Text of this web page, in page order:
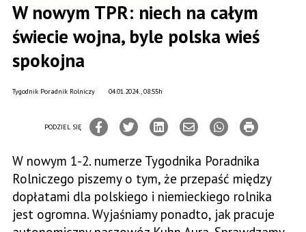
W nowym TPR: niech na całym
świecie wojna, byle polska wieś
spokojna
04.01.2024., 08:55h
Tygodnik Poradnik Rolniczy
PODZIEL SIĘ
W nowym 1-2. numerze Tygodnika Poradnika
Rolniczego piszemy o tym, że przepaść między
dopłatami dla polskiego i niemieckiego rolnika
jest ogromna. Wyjaśniamy ponadto, jak pracuje